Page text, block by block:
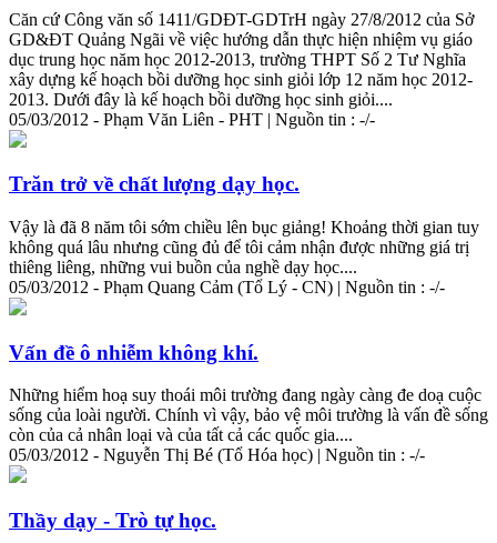
Căn cứ Công văn số 1411/GDĐT-GDTrH ngày 27/8/2012 của Sở
GD&ĐT Quảng Ngãi về việc hướng dẫn thực hiện nhiệm vụ giáo
dục trung học năm học 2012-2013, trường THPT Số 2 Tư Nghĩa
xây dựng kế hoạch bồi dưỡng học sinh giỏi lớp 12 năm học 2012-
2013. Dưới đây là kế hoạch bồi dưỡng học sinh giỏi....
05/03/2012 - Phạm Văn Liên - PHT | Nguồn tin : -/-
Trăn trở về chất lượng dạy học.
Vậy là đã 8 năm tôi sớm chiều lên bục giảng! Khoảng thời gian tuy
không quá lâu nhưng cũng đủ để tôi cảm nhận được những giá trị
thiêng liêng, những vui buồn của nghề dạy học....
05/03/2012 - Phạm Quang Cảm (Tổ Lý - CN) | Nguồn tin : -/-
Vấn đề ô nhiễm không khí.
Những hiểm hoạ suy thoái môi trường đang ngày càng đe doạ cuộc
sống của loài người. Chính vì vậy, bảo vệ môi trường là vấn đề sống
còn của cả nhân loại và của tất cả các quốc gia....
05/03/2012 - Nguyễn Thị Bé (Tổ Hóa học) | Nguồn tin : -/-
Thầy dạy - Trò tự học.